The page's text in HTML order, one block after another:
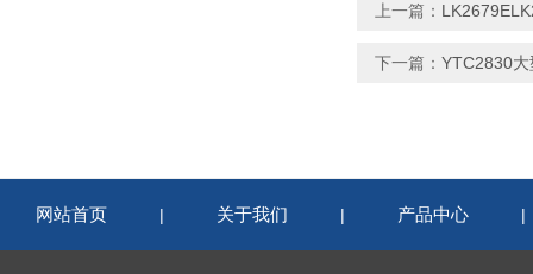
上一篇：
下一篇： YTC2830
网站首页 | 关于我们 | 产品中心